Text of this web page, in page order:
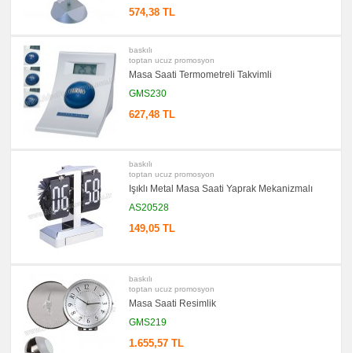
574,38 TL
baskılı
toptan ucuz promosyon
Masa Saati Termometreli Takvimli
GMS230
627,48 TL
baskılı
toptan ucuz promosyon
Işıklı Metal Masa Saati Yaprak Mekanizmalı
AS20528
149,05 TL
baskılı
toptan ucuz promosyon
Masa Saati Resimlik
GMS219
1.655,57 TL
promosyon
Evrak
Çantası
Bloknot
promosyon
Masa
Seti
&
Sümen
Notluk
Seti
&
Not
Tutucu
promosyon
Bilgisayar
Aksesuarları
Ürünler